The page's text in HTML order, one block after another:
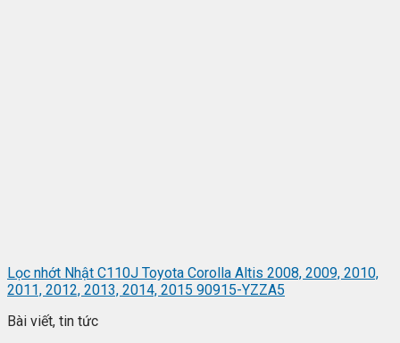
Lọc nhớt Nhật C110J Toyota Corolla Altis 2008, 2009, 2010,
2011, 2012, 2013, 2014, 2015 90915-YZZA5
Bài viết, tin tức